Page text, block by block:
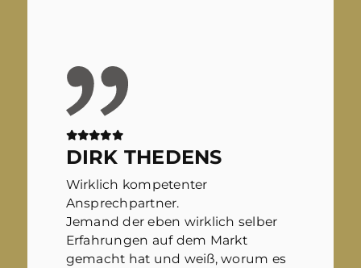
DIRK THEDENS
Wirklich kompetenter
Ansprechpartner.
Jemand der eben wirklich selber
Erfahrungen auf dem Markt
gemacht hat und weiß, worum es